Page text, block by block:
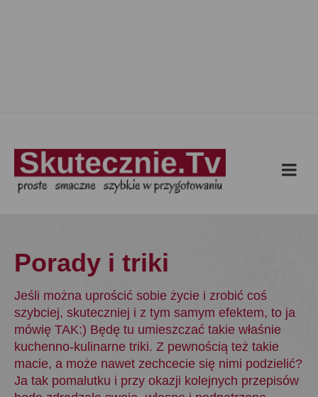
Porady i triki
Jeśli można uprościć sobie życie i zrobić coś
szybciej, skuteczniej i z tym samym efektem, to ja
mówię TAK:) Będę tu umieszczać takie właśnie
kuchenno-kulinarne triki. Z pewnością też takie
macie, a może nawet zechcecie się nimi podzielić?
Ja tak pomalutku i przy okazji kolejnych przepisów